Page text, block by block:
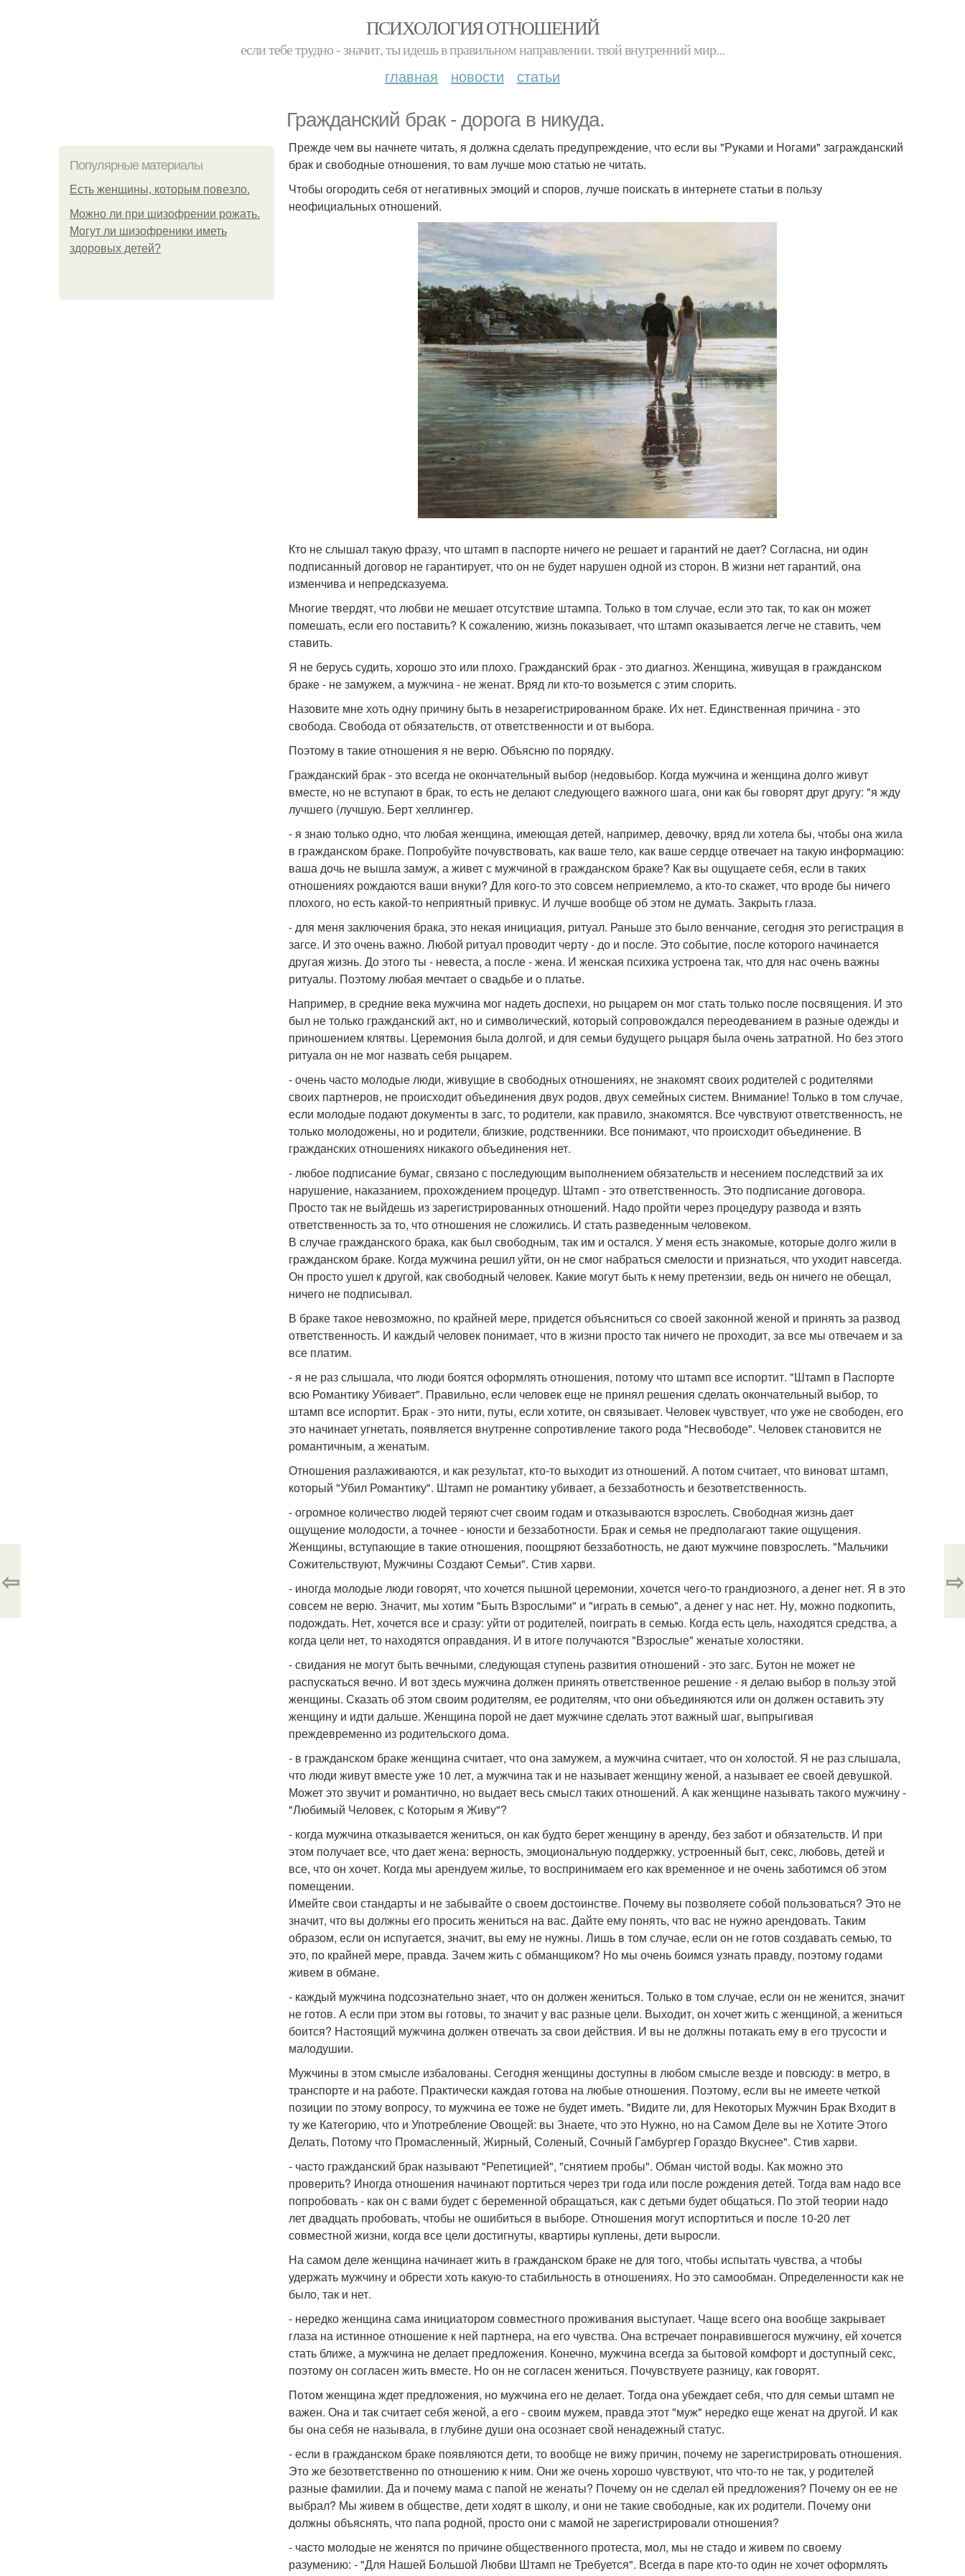
ПСИХОЛОГИЯ ОТНОШЕНИЙ
если тебе трудно - значит, ты идешь в правильном направлении. твой внутренний мир...
главная новости статьи
Гражданский брак - дорога в никуда.
Популярные материалы
Есть женщины, которым повезло.
Можно ли при шизофрении рожать.
Могут ли шизофреники иметь
здоровых детей?
Прежде чем вы начнете читать, я должна сделать предупреждение, что если вы "Руками и Ногами" загражданский
брак и свободные отношения, то вам лучше мою статью не читать.
Чтобы огородить себя от негативных эмоций и споров, лучше поискать в интернете статьи в пользу
неофициальных отношений.
Кто не слышал такую фразу, что штамп в паспорте ничего не решает и гарантий не дает? Согласна, ни один
подписанный договор не гарантирует, что он не будет нарушен одной из сторон. В жизни нет гарантий, она
изменчива и непредсказуема.
Многие твердят, что любви не мешает отсутствие штампа. Только в том случае, если это так, то как он может
помешать, если его поставить? К сожалению, жизнь показывает, что штамп оказывается легче не ставить, чем
ставить.
Я не берусь судить, хорошо это или плохо. Гражданский брак - это диагноз. Женщина, живущая в гражданском
браке - не замужем, а мужчина - не женат. Вряд ли кто-то возьмется с этим спорить.
Назовите мне хоть одну причину быть в незарегистрированном браке. Их нет. Единственная причина - это
свобода. Свобода от обязательств, от ответственности и от выбора.
Поэтому в такие отношения я не верю. Объясню по порядку.
Гражданский брак - это всегда не окончательный выбор (недовыбор. Когда мужчина и женщина долго живут
вместе, но не вступают в брак, то есть не делают следующего важного шага, они как бы говорят друг другу: "я жду
лучшего (лучшую. Берт хеллингер.
- я знаю только одно, что любая женщина, имеющая детей, например, девочку, вряд ли хотела бы, чтобы она жила
в гражданском браке. Попробуйте почувствовать, как ваше тело, как ваше сердце отвечает на такую информацию:
ваша дочь не вышла замуж, а живет с мужчиной в гражданском браке? Как вы ощущаете себя, если в таких
отношениях рождаются ваши внуки? Для кого-то это совсем неприемлемо, а кто-то скажет, что вроде бы ничего
плохого, но есть какой-то неприятный привкус. И лучше вообще об этом не думать. Закрыть глаза.
- для меня заключения брака, это некая инициация, ритуал. Раньше это было венчание, сегодня это регистрация в
загсе. И это очень важно. Любой ритуал проводит черту - до и после. Это событие, после которого начинается
другая жизнь. До этого ты - невеста, а после - жена. И женская психика устроена так, что для нас очень важны
ритуалы. Поэтому любая мечтает о свадьбе и о платье.
Например, в средние века мужчина мог надеть доспехи, но рыцарем он мог стать только после посвящения. И это
был не только гражданский акт, но и символический, который сопровождался переодеванием в разные одежды и
приношением клятвы. Церемония была долгой, и для семьи будущего рыцаря была очень затратной. Но без этого
ритуала он не мог назвать себя рыцарем.
- очень часто молодые люди, живущие в свободных отношениях, не знакомят своих родителей с родителями
своих партнеров, не происходит объединения двух родов, двух семейных систем. Внимание! Только в том случае,
если молодые подают документы в загс, то родители, как правило, знакомятся. Все чувствуют ответственность, не
только молодожены, но и родители, близкие, родственники. Все понимают, что происходит объединение. В
гражданских отношениях никакого объединения нет.
- любое подписание бумаг, связано с последующим выполнением обязательств и несением последствий за их
нарушение, наказанием, прохождением процедур. Штамп - это ответственность. Это подписание договора.
Просто так не выйдешь из зарегистрированных отношений. Надо пройти через процедуру развода и взять
ответственность за то, что отношения не сложились. И стать разведенным человеком.
В случае гражданского брака, как был свободным, так им и остался. У меня есть знакомые, которые долго жили в
гражданском браке. Когда мужчина решил уйти, он не смог набраться смелости и признаться, что уходит навсегда.
Он просто ушел к другой, как свободный человек. Какие могут быть к нему претензии, ведь он ничего не обещал,
ничего не подписывал.
В браке такое невозможно, по крайней мере, придется объясниться со своей законной женой и принять за развод
ответственность. И каждый человек понимает, что в жизни просто так ничего не проходит, за все мы отвечаем и за
все платим.
- я не раз слышала, что люди боятся оформлять отношения, потому что штамп все испортит. "Штамп в Паспорте
всю Романтику Убивает". Правильно, если человек еще не принял решения сделать окончательный выбор, то
штамп все испортит. Брак - это нити, путы, если хотите, он связывает. Человек чувствует, что уже не свободен, его
это начинает угнетать, появляется внутренне сопротивление такого рода "Несвободе". Человек становится не
романтичным, а женатым.
Отношения разлаживаются, и как результат, кто-то выходит из отношений. А потом считает, что виноват штамп,
который "Убил Романтику". Штамп не романтику убивает, а беззаботность и безответственность.
- огромное количество людей теряют счет своим годам и отказываются взрослеть. Свободная жизнь дает
ощущение молодости, а точнее - юности и беззаботности. Брак и семья не предполагают такие ощущения.
Женщины, вступающие в такие отношения, поощряют беззаботность, не дают мужчине повзрослеть. "Мальчики
Сожительствуют, Мужчины Создают Семьи". Стив харви.
- иногда молодые люди говорят, что хочется пышной церемонии, хочется чего-то грандиозного, а денег нет. Я в это
совсем не верю. Значит, мы хотим "Быть Взрослыми" и "играть в семью", а денег у нас нет. Ну, можно подкопить,
подождать. Нет, хочется все и сразу: уйти от родителей, поиграть в семью. Когда есть цель, находятся средства, а
когда цели нет, то находятся оправдания. И в итоге получаются "Взрослые" женатые холостяки.
- свидания не могут быть вечными, следующая ступень развития отношений - это загс. Бутон не может не
распускаться вечно. И вот здесь мужчина должен принять ответственное решение - я делаю выбор в пользу этой
женщины. Сказать об этом своим родителям, ее родителям, что они объединяются или он должен оставить эту
женщину и идти дальше. Женщина порой не дает мужчине сделать этот важный шаг, выпрыгивая
преждевременно из родительского дома.
- в гражданском браке женщина считает, что она замужем, а мужчина считает, что он холостой. Я не раз слышала,
что люди живут вместе уже 10 лет, а мужчина так и не называет женщину женой, а называет ее своей девушкой.
Может это звучит и романтично, но выдает весь смысл таких отношений. А как женщине называть такого мужчину -
"Любимый Человек, с Которым я Живу"?
- когда мужчина отказывается жениться, он как будто берет женщину в аренду, без забот и обязательств. И при
этом получает все, что дает жена: верность, эмоциональную поддержку, устроенный быт, секс, любовь, детей и
все, что он хочет. Когда мы арендуем жилье, то воспринимаем его как временное и не очень заботимся об этом
помещении.
Имейте свои стандарты и не забывайте о своем достоинстве. Почему вы позволяете собой пользоваться? Это не
значит, что вы должны его просить жениться на вас. Дайте ему понять, что вас не нужно арендовать. Таким
образом, если он испугается, значит, вы ему не нужны. Лишь в том случае, если он не готов создавать семью, то
это, по крайней мере, правда. Зачем жить с обманщиком? Но мы очень боимся узнать правду, поэтому годами
живем в обмане.
- каждый мужчина подсознательно знает, что он должен жениться. Только в том случае, если он не женится, значит
не готов. А если при этом вы готовы, то значит у вас разные цели. Выходит, он хочет жить с женщиной, а жениться
боится? Настоящий мужчина должен отвечать за свои действия. И вы не должны потакать ему в его трусости и
малодушии.
Мужчины в этом смысле избалованы. Сегодня женщины доступны в любом смысле везде и повсюду: в метро, в
транспорте и на работе. Практически каждая готова на любые отношения. Поэтому, если вы не имеете четкой
позиции по этому вопросу, то мужчина ее тоже не будет иметь. "Видите ли, для Некоторых Мужчин Брак Входит в
ту же Категорию, что и Употребление Овощей: вы Знаете, что это Нужно, но на Самом Деле вы не Хотите Этого
Делать, Потому что Промасленный, Жирный, Соленый, Сочный Гамбургер Гораздо Вкуснее". Стив харви.
- часто гражданский брак называют "Репетицией", "снятием пробы". Обман чистой воды. Как можно это
проверить? Иногда отношения начинают портиться через три года или после рождения детей. Тогда вам надо все
попробовать - как он с вами будет с беременной обращаться, как с детьми будет общаться. По этой теории надо
лет двадцать пробовать, чтобы не ошибиться в выборе. Отношения могут испортиться и после 10-20 лет
совместной жизни, когда все цели достигнуты, квартиры куплены, дети выросли.
На самом деле женщина начинает жить в гражданском браке не для того, чтобы испытать чувства, а чтобы
удержать мужчину и обрести хоть какую-то стабильность в отношениях. Но это самообман. Определенности как не
было, так и нет.
- нередко женщина сама инициатором совместного проживания выступает. Чаще всего она вообще закрывает
глаза на истинное отношение к ней партнера, на его чувства. Она встречает понравившегося мужчину, ей хочется
стать ближе, а мужчина не делает предложения. Конечно, мужчина всегда за бытовой комфорт и доступный секс,
поэтому он согласен жить вместе. Но он не согласен жениться. Почувствуете разницу, как говорят.
Потом женщина ждет предложения, но мужчина его не делает. Тогда она убеждает себя, что для семьи штамп не
важен. Она и так считает себя женой, а его - своим мужем, правда этот "муж" нередко еще женат на другой. И как
бы она себя не называла, в глубине души она осознает свой ненадежный статус.
- если в гражданском браке появляются дети, то вообще не вижу причин, почему не зарегистрировать отношения.
Это же безответственно по отношению к ним. Они же очень хорошо чувствуют, что что-то не так, у родителей
разные фамилии. Да и почему мама с папой не женаты? Почему он не сделал ей предложения? Почему он ее не
выбрал? Мы живем в обществе, дети ходят в школу, и они не такие свободные, как их родители. Почему они
должны объяснять, что папа родной, просто они с мамой не зарегистрировали отношения?
- часто молодые не женятся по причине общественного протеста, мол, мы не стадо и живем по своему
разумению: - "Для Нашей Большой Любви Штамп не Требуется". Всегда в паре кто-то один не хочет оформлять
⇦ ⇨